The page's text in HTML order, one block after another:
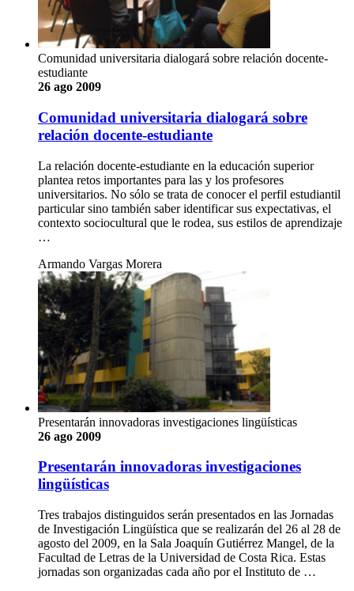
Comunidad universitaria dialogará sobre relación docente-
estudiante
26 ago 2009
Comunidad universitaria dialogará sobre
relación docente-estudiante
La relación docente-estudiante en la educación superior
plantea retos importantes para las y los profesores
universitarios. No sólo se trata de conocer el perfil estudiantil
particular sino también saber identificar sus expectativas, el
contexto sociocultural que le rodea, sus estilos de aprendizaje
…
Armando Vargas Morera
Presentarán innovadoras investigaciones lingüísticas
26 ago 2009
Presentarán innovadoras investigaciones
lingüísticas
Tres trabajos distinguidos serán presentados en las Jornadas
de Investigación Lingüística que se realizarán del 26 al 28 de
agosto del 2009, en la Sala Joaquín Gutiérrez Mangel, de la
Facultad de Letras de la Universidad de Costa Rica. Estas
jornadas son organizadas cada año por el Instituto de …